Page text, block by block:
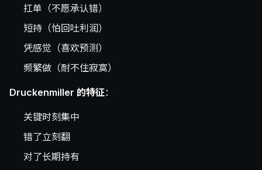
扛单（不愿承认错）
短持（怕回吐利润）
凭感觉（喜欢预测）
频繁做（耐不住寂寞）
Druckenmiller 的特征：
关键时刻集中
错了立刻翻
对了长期持有